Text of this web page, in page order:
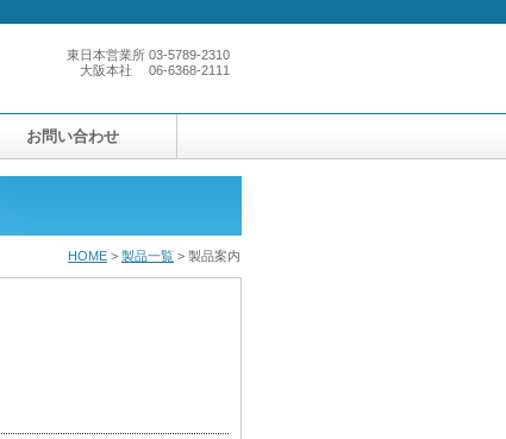
東日本営業所 03-5789-2310
大阪本社 06-6368-2111
HOME> 製品一覧> 製品案内
お問い合わせ